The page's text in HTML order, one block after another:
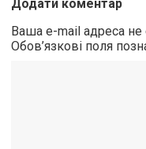
Додати коментар
Ваша e-mail адреса
Обов’язкові поля